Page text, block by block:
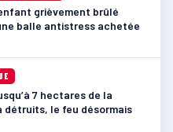
grièvement brûlé
balle antistress achetée
7 hectares de la
détruits, le feu désormais